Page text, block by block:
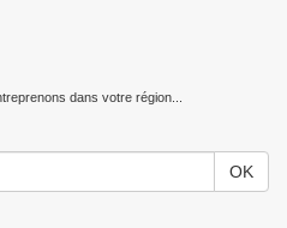
dans votre région...